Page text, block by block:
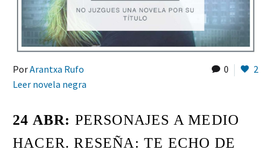
0 2
PorArantxa Rufo
Leer novela negra
24 ABR: PERSONAJES A MEDIO
HACER. RESEÑA: TE ECHO DE